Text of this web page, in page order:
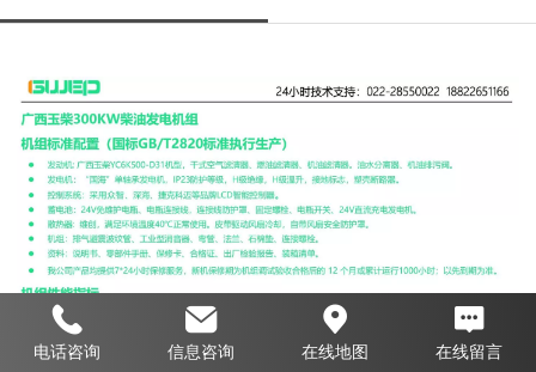
电话咨询 信息咨询 在线地图 在线留言